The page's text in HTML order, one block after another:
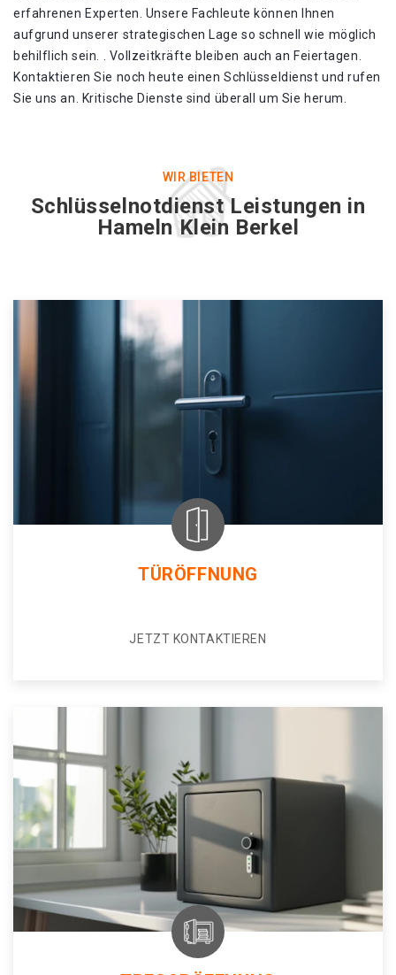
erfahrenen Experten. Unsere Fachleute können Ihnen
aufgrund unserer strategischen Lage so schnell wie möglich
behilflich sein. . Vollzeitkräfte bleiben auch an Feiertagen.
Kontaktieren Sie noch heute einen Schlüsseldienst und rufen
Sie uns an. Kritische Dienste sind überall um Sie herum.
WIR BIETEN
Schlüsselnotdienst Leistungen in
Hameln Klein Berkel
TÜRÖFFNUNG
JETZT KONTAKTIEREN